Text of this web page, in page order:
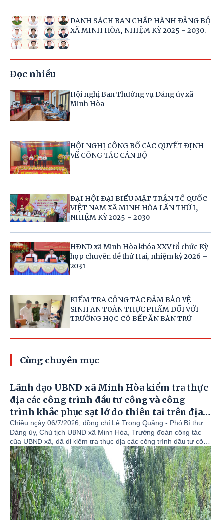
DANH SÁCH BAN CHẤP HÀNH ĐẢNG BỘ
XÃ MINH HÒA, NHIỆM KỲ 2025 - 2030.
Đọc nhiều
Hội nghị Ban Thường vụ Đảng ủy xã
Minh Hòa
HỘI NGHỊ CÔNG BỐ CÁC QUYẾT ĐỊNH
VỀ CÔNG TÁC CÁN BỘ
ĐẠI HỘI ĐẠI BIỂU MẶT TRẬN TỔ QUỐC
VIỆT NAM XÃ MINH HÒA LẦN THỨ I,
NHIỆM KỲ 2025 - 2030
HĐND xã Minh Hòa khóa XXV tổ chức Kỳ
họp chuyên đề thứ Hai, nhiệm kỳ 2026 –
2031
KIỂM TRA CÔNG TÁC ĐẢM BẢO VỆ
SINH AN TOÀN THỰC PHẨM ĐỐI VỚI
TRƯỜNG HỌC CÓ BẾP ĂN BÁN TRÚ
Cùng chuyên mục
Lãnh đạo UBND xã Minh Hòa kiểm tra thực
địa các công trình đầu tư công và công
trình khắc phục sạt lở do thiên tai trên địa
bàn
Chiều ngày 06/7/2026, đồng chí Lê Trọng Quảng - Phó Bí thư
Đảng ủy, Chủ tịch UBND xã Minh Hòa, Trưởng đoàn công tác
của UBND xã, đã đi kiểm tra thực địa các công trình đầu tư công
và các công trình sửa chữa, khắc phục các tuyến đường giao
thông bị sạt lở do thiên tai trên địa bàn xã. Tham gia đoàn công
tác có đồng chí Trần Tiến Chức - Ủy viên BTV Đảng ủy, Phó
Chủ tịch HĐND xã; lãnh đạo các phòng, đơn vị chuyên môn
thuộc UBND xã.